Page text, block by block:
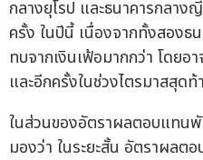
กลางยุโรป และธนาคารกลา
ครั้ง ในปีนี้ เนื่องจากทั้งสองธ
ทบจากเงินเฟ้อมากกว่า โดย
และอีกครั้งในช่วงไตรมาสสุดท้
ในส่วนของอัตราผลตอบแทน
มองว่า ในระยะสั้น อัตราผลต